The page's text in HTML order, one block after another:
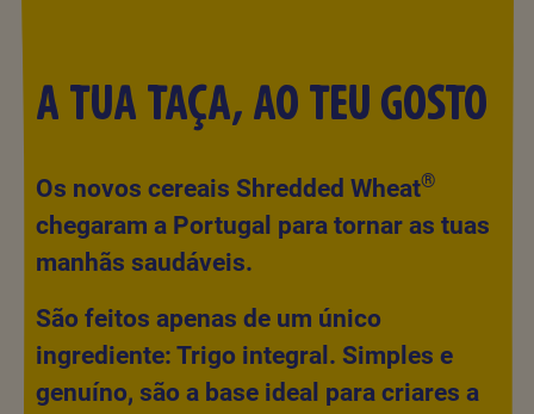
A TUA TAÇA, AO TEU GOSTO
Os novos cereais Shredded Wheat®
chegaram a Portugal para tornar as tuas
manhãs saudáveis.
São feitos apenas de um único
ingrediente: Trigo integral. Simples e
genuíno, são a base ideal para criares a